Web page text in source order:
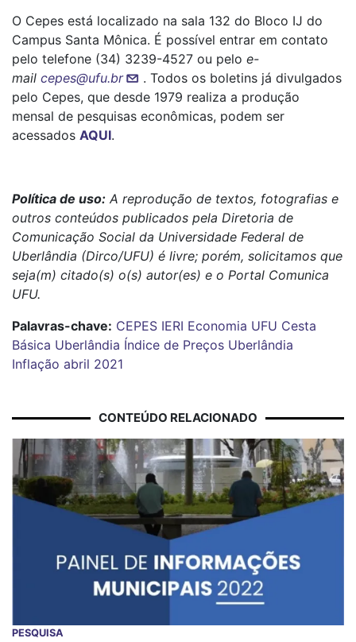
O Cepes está localizado na sala 132 do Bloco IJ do
Campus Santa Mônica. É possível entrar em contato
pelo telefone (34) 3239-4527 ou pelo e-
mail cepes@ufu.br
. Todos os boletins já divulgados
pelo Cepes, que desde 1979 realiza a produção
mensal de pesquisas econômicas, podem ser
acessados AQUI.
Política de uso: A reprodução de textos, fotografias e
outros conteúdos publicados pela Diretoria de
Comunicação Social da Universidade Federal de
Uberlândia (Dirco/UFU) é livre; porém, solicitamos que
seja(m) citado(s) o(s) autor(es) e o Portal Comunica
UFU.
Palavras-chave: CEPES IERI Economia UFU Cesta
Básica Uberlândia Índice de Preços Uberlândia
Inflação abril 2021
CONTEÚDO RELACIONADO
PESQUISA